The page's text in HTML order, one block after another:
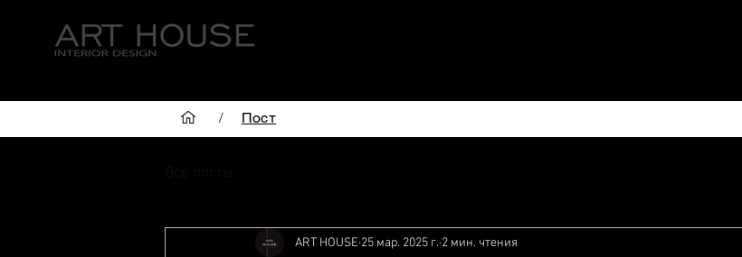
/ Пост
ART HOUSE 25 мар. 2025 г. 2 мин. чтения